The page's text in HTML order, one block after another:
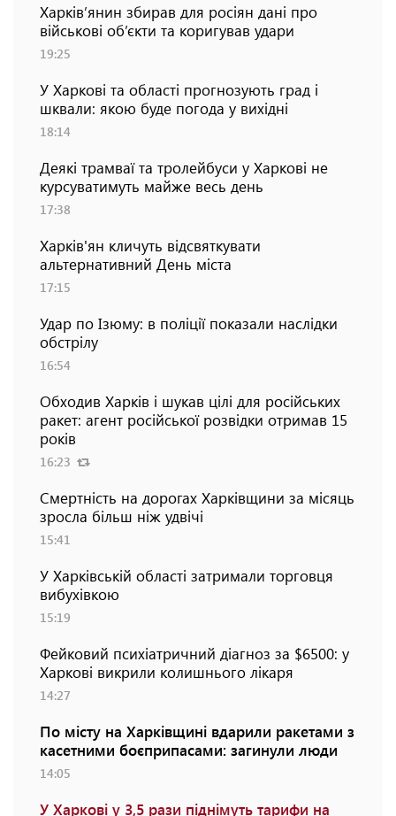
Харків’янин збирав для росіян дані про
військові об’єкти та коригував удари
19:25
У Харкові та області прогнозують град і
шквали: якою буде погода у вихідні
18:14
Деякі трамваї та тролейбуси у Харкові не
курсуватимуть майже весь день
17:38
Харків'ян кличуть відсвяткувати
альтернативний День міста
17:15
Удар по Ізюму: в поліції показали наслідки
обстрілу
16:54
Обходив Харків і шукав цілі для російських
ракет: агент російської розвідки отримав 15
років
16:23
Смертність на дорогах Харківщини за місяць
зросла більш ніж удвічі
15:41
У Харківській області затримали торговця
вибухівкою
15:19
Фейковий психіатричний діагноз за $6500: у
Харкові викрили колишнього лікаря
14:27
По місту на Харківщині вдарили ракетами з
касетними боєприпасами: загинули люди
14:05
У Харкові у 3,5 рази піднімуть тарифи на